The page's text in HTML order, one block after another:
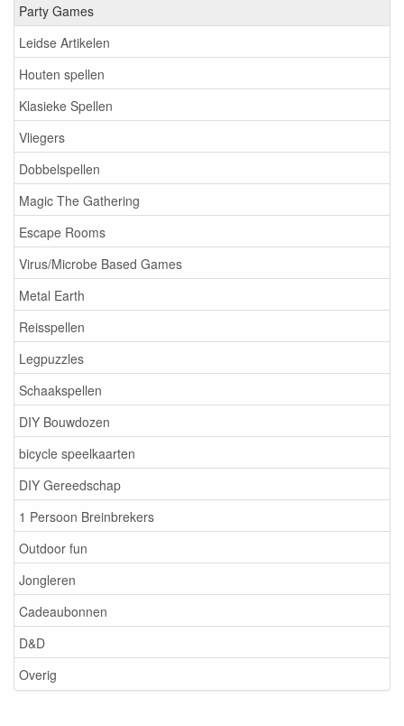
Party Games
Leidse Artikelen
Houten spellen
Klasieke Spellen
Vliegers
Dobbelspellen
Magic The Gathering
Escape Rooms
Virus/Microbe Based Games
Metal Earth
Reisspellen
Legpuzzles
Schaakspellen
DIY Bouwdozen
bicycle speelkaarten
DIY Gereedschap
1 Persoon Breinbrekers
Outdoor fun
Jongleren
Cadeaubonnen
D&D
Overig